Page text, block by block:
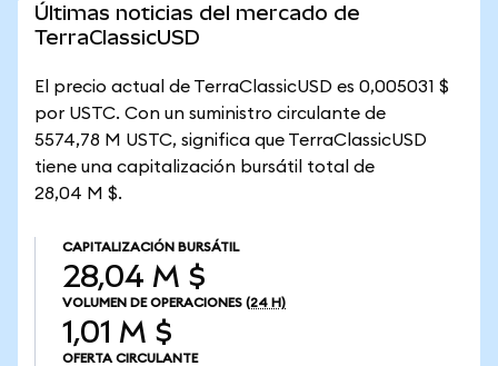
Últimas noticias del mercado de
TerraClassicUSD
El precio actual de TerraClassicUSD es 0,005031 $
por USTC. Con un suministro circulante de
5574,78 M USTC, significa que TerraClassicUSD
tiene una capitalización bursátil total de
28,04 M $.
CAPITALIZACIÓN BURSÁTIL
28,04 M $
VOLUMEN DE OPERACIONES (24 H)
1,01 M $
OFERTA CIRCULANTE